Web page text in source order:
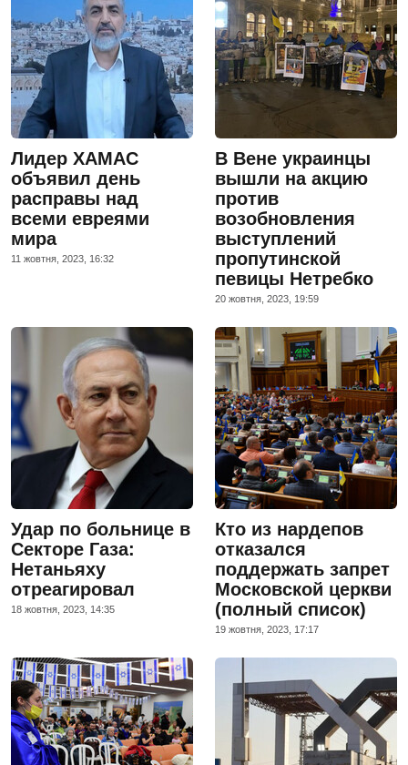
Лидер ХАМАС
объявил день
расправы над
всеми евреями
мира
11 жовтня, 2023, 16:32
В Вене украинцы
вышли на акцию
против
возобновления
выступлений
пропутинской
певицы Нетребко
20 жовтня, 2023, 19:59
Удар по больнице в
Секторе Газа:
Нетаньяху
отреагировал
18 жовтня, 2023, 14:35
Кто из нардепов
отказался
поддержать запрет
Московской церкви
(полный список)
19 жовтня, 2023, 17:17